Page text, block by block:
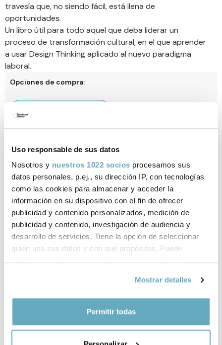
Uso responsable de sus datos
Nosotros y nuestros 1022 socios procesamos sus
datos personales, p.ej., su dirección IP, con tecnologías
como las cookies para almacenar y acceder la
información en su dispositivo con el fin de ofrecer
publicidad y contenido personalizados, medición de
publicidad y contenido, investigación de audiencia y
desarrollo de servicios. Tiene la opción de seleccionar
quién usa sus datos y con qué propósitos. Puede
Si lo permite, también quisiéramos:
geográfica que puede tener una precisión de varios
Mostrar detalles
Permitir todas
travesía que, no siendo fácil, está llena de
oportunidades.
Un libro útil para todo aquel que deba liderar un
proceso de transformación cultural, en el que aprender
a usar Design Thinking aplicado al nuevo paradigma
laboral.
Opciones de compra:
Gastos de envío gratis a España. Envío 3-4 días laborables para península y
Ficha técnica
ISBN:978-84-18582-05-9
Páginas:224
Año de publicación:Marzo 2021